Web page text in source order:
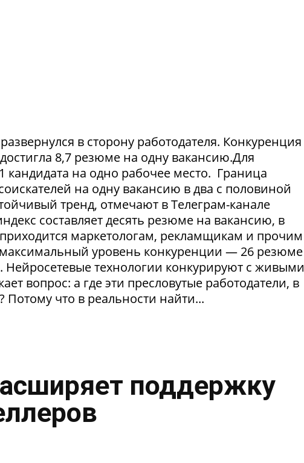
в сторону работодателя. Конкуренция
8,7 резюме на одну вакансию.Для
кандидата на одно рабочее место. Граница
на одну вакансию в два с половиной
тренд, отмечают в Телеграм-канале
составляет десять резюме на вакансию, в
маркетологам, рекламщикам и прочим
уровень конкуренции — 26 резюме
технологии конкурируют с живыми
вопрос: а где эти пресловутые работодатели, в
Потому что в реальности найти...
поддержку